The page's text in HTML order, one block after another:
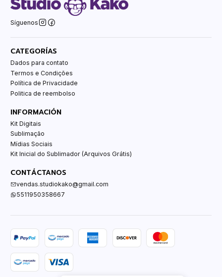
Síguenos
CATEGORÍAS
Dados para contato
Termos e Condições
Política de Privacidade
Politica de reembolso
INFORMACIÓN
Kit Digitais
Sublimação
Mídias Sociais
Kit Inicial do Sublimador (Arquivos Grátis)
CONTÁCTANOS
vendas.studiokako@gmail.com
5511950358667